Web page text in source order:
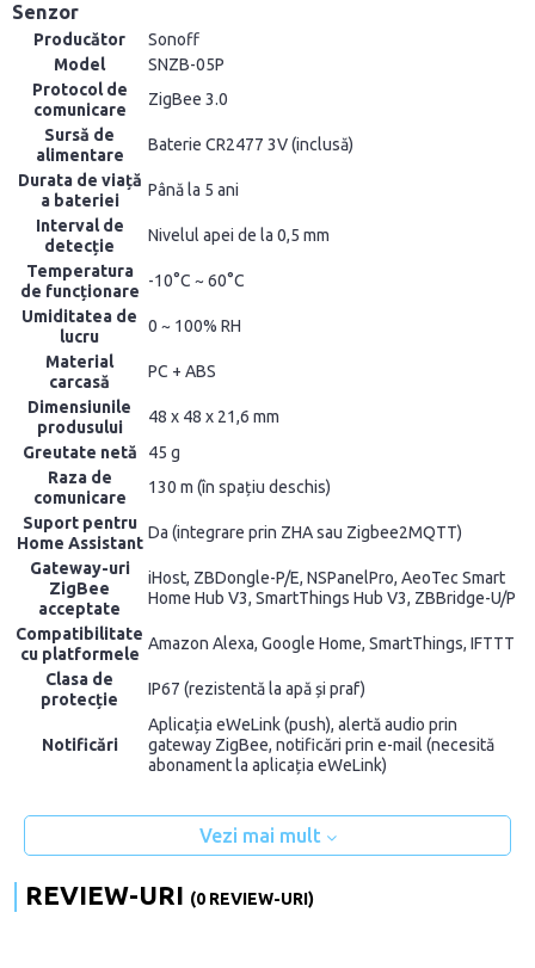
Senzor
Producător
Sonoff
Model
SNZB-05P
Protocol de
comunicare
ZigBee 3.0
Sursă de
alimentare
Baterie CR2477 3V (inclusă)
Durata de viață
a bateriei
Până la 5 ani
Interval de
detecție
Nivelul apei de la 0,5 mm
Temperatura
de funcționare
-10°C ~ 60°C
Umiditatea de
lucru
0 ~ 100% RH
Material
carcasă
PC + ABS
Dimensiunile
produsului
48 x 48 x 21,6 mm
Greutate netă
45 g
Raza de
comunicare
130 m (în spațiu deschis)
Suport pentru
Home Assistant
Da (integrare prin ZHA sau Zigbee2MQTT)
Gateway-uri
ZigBee
acceptate
iHost, ZBDongle-P/E, NSPanelPro, AeoTec Smart
Home Hub V3, SmartThings Hub V3, ZBBridge-U/P
Compatibilitate
cu platformele
Amazon Alexa, Google Home, SmartThings, IFTTT
Clasa de
protecție
IP67 (rezistentă la apă și praf)
Notificări
Aplicația eWeLink (push), alertă audio prin
gateway ZigBee, notificări prin e-mail (necesită
abonament la aplicația eWeLink)
Vezi mai mult
REVIEW-URI (0 REVIEW-URI)